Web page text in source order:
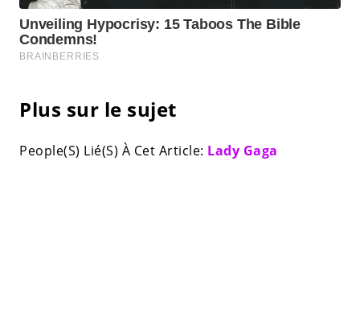
Plus sur le sujet
People(S) Lié(S) À Cet Article: Lady Gaga